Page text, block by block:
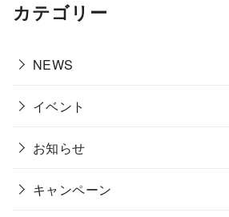
カテゴリー
NEWS
イベント
お知らせ
キャンペーン